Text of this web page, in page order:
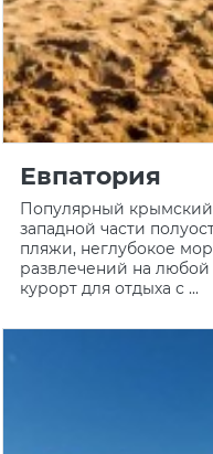
Евпатория
Популярный
западной части
пляжи, неглубокое
развлечений на
курорт для отдыха с ...